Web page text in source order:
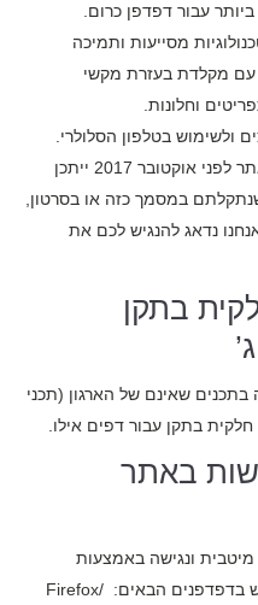
עבור דפדפן כרום.
מסייעות ותמיכה
מקלדת בעזרת מקשי
ולשימוש בטלפון הסלולרי.
מסמכים או סרטוני וידאו שעלו לאתר לפני אוקטובר 2017 ייתכן
במסמך כזה או בסרטון,
נדאג להנגיש לכם את
בתקן
שאינם של הארגון (תכני
בתקן עבור דפים אילו.
באתר
מיטבית ונגישה באמצעות
הדפדפנים הנפוצים ומומלץ להשתמש בדפדפנים הבאים: Firefox/